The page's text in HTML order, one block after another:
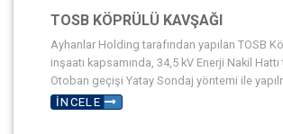
TOSB KÖPRÜLÜ KAVŞAĞI
Ayhanlar Holding tarafından yapılan TOSB
inşaatı kapsamında, 34,5 kV Enerji Nakil
Otoban geçişi Yatay Sondaj yöntemi ile
İNCELE